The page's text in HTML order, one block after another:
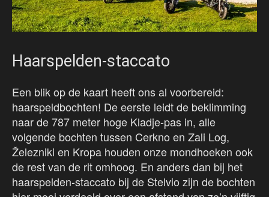
Haarspelden-staccato
Een blik op de kaart heeft ons al voorbereid:
haarspeldbochten! De eerste leidt de beklimming
naar de 787 meter hoge Kladje-pas in, alle
volgende bochten tussen Cerkno en Zali Log,
Železniki en Kropa houden onze mondhoeken ook
de rest van de rit omhoog. En anders dan bij het
haarspelden-staccato bij de Stelvio zijn de bochten